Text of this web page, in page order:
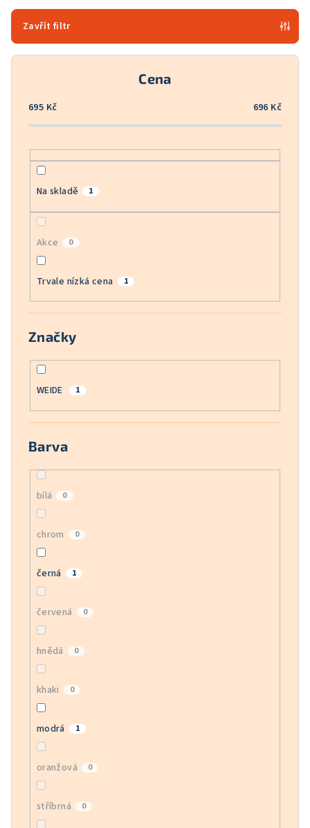
r
o
Zavřít filtr
Cena
695 Kč 696 Kč
Na skladě 1
Akce 0
Trvale nízká cena 1
Značky
WEIDE 1
Barva
bílá 0
chrom 0
černá 1
červená 0
hnědá 0
khaki 0
modrá 1
oranžová 0
stříbrná 0